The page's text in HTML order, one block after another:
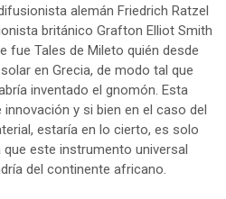
alemán Friedrich Ratzel
británico Grafton Elliot Smith
fue Tales de Mileto quién desde
en Grecia, de modo tal que
inventado el gnomón. Esta
y si bien en el caso del
estaría en lo cierto, es solo
este instrumento universal
del continente africano.